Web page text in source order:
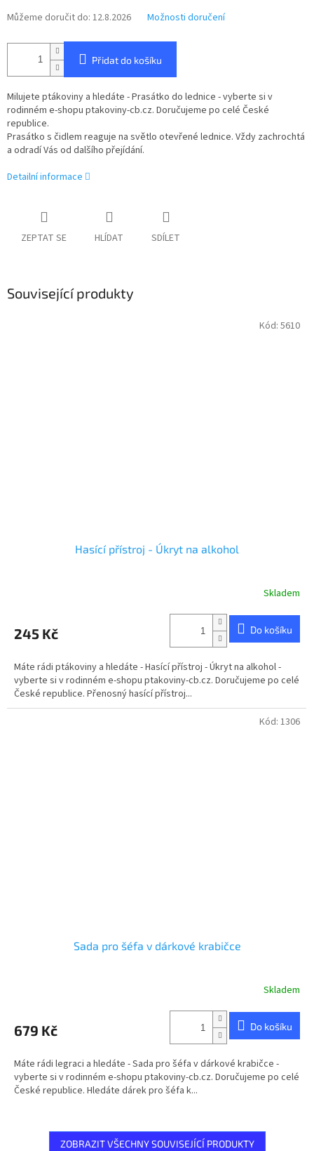
Můžeme doručit do: 12.8.2026 Možnosti doručení
Přidat do košíku
Milujete ptákoviny a hledáte - Prasátko do lednice - vyberte si v
rodinném e-shopu ptakoviny-cb.cz. Doručujeme po celé České
republice.
Prasátko s čidlem reaguje na světlo otevřené lednice. Vždy zachrochtá
a odradí Vás od dalšího přejídání.
Detailní informace
ZEPTAT SE HLÍDAT SDÍLET
Související produkty
Hasící přístroj - Úkryt na alkohol
je
z
5
hvězdiček.
Skladem
245 Kč Do košíku
Máte rádi ptákoviny a hledáte - Hasící přístroj - Úkryt na alkohol -
vyberte si v rodinném e-shopu ptakoviny-cb.cz. Doručujeme po celé
České republice. Přenosný hasící přístroj...
Kód: 5610
Sada pro šéfa v dárkové krabičce
Skladem
679 Kč Do košíku
Máte rádi legraci a hledáte - Sada pro šéfa v dárkové krabičce -
vyberte si v rodinném e-shopu ptakoviny-cb.cz. Doručujeme po celé
České republice. Hledáte dárek pro šéfa k...
Kód: 1306
ZOBRAZIT VŠECHNY SOUVISEJÍCÍ PRODUKTY